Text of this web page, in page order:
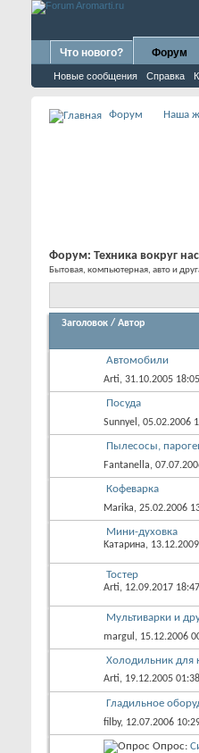
Что нового? Форум
Новые сообщения Справка
Форум Наша
Форум: Техника вокруг нас
Бытовая, компьютерная, авто и
Заголовок / Автор
Автомобили
Arti, 31.10.2005 18:05
Посуда
Sunnyel , 05.02.2006
Пылесосы,
Fantanella,
Кофеварка
Marika, 25.02.2006
Мини-духовка
Kатарина,
Тостер
Arti, 12.09.2017 18:47
Мультиварки и
margul , 15.12.2006
Холодильник для
Arti, 19.12.2005 01:38
Гладильное
filby, 12.07.2006
Опрос: